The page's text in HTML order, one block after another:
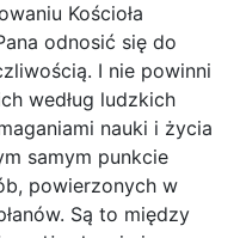
Kościoła
odnosić się do
I nie powinni
według ludzkich
nauki i życia
samym punkcie
powierzonych w
Są to między